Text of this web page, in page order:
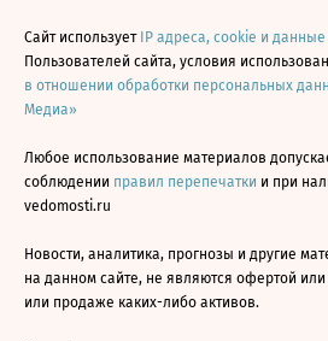
Сайт использует IP адреса, cookie и
Пользователей сайта, условия
в отношении обработки персональных
Медиа»
Любое использование материалов
соблюдении правил перепечатки и при
vedomosti.ru
Новости, аналитика, прогнозы и другие
на данном сайте, не являются офертой
или продаже каких-либо активов.